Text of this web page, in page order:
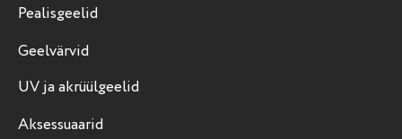
Pealisgeelid
Geelvärvid
UV ja akrüülgeelid
Aksessuaarid